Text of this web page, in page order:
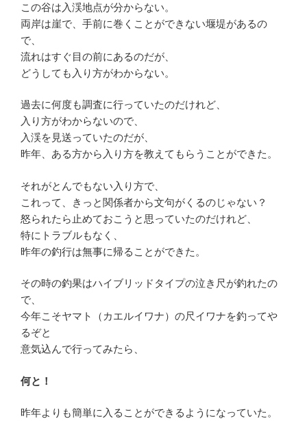
この谷は入渓地点が分からない。
両岸は崖で、手前に巻くことができない堰堤があるの
で、
流れはすぐ目の前にあるのだが、
どうしても入り方がわからない。
過去に何度も調査に行っていたのだけれど、
入り方がわからないので、
入渓を見送っていたのだが、
昨年、ある方から入り方を教えてもらうことができた。
それがとんでもない入り方で、
これって、きっと関係者から文句がくるのじゃない？
怒られたら止めておこうと思っていたのだけれど、
特にトラブルもなく、
昨年の釣行は無事に帰ることができた。
その時の釣果はハイブリッドタイプの泣き尺が釣れたの
で、
今年こそヤマト（カエルイワナ）の尺イワナを釣ってや
るぞと
意気込んで行ってみたら、
何と！
昨年よりも簡単に入ることができるようになっていた。